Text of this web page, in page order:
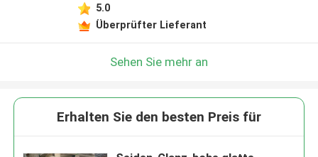
5.0
Überprüfter Lieferant
Sehen Sie mehr an
Erhalten Sie den besten Preis für